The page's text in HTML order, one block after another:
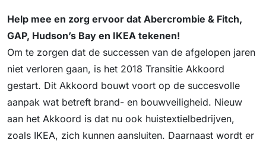
Help mee en zorg ervoor dat Abercrombie & Fitch,
GAP, Hudson’s Bay en IKEA tekenen!
Om te zorgen dat de successen van de afgelopen jaren
niet verloren gaan, is het 2018 Transitie Akkoord
gestart. Dit Akkoord bouwt voort op de succesvolle
aanpak wat betreft brand- en bouwveiligheid. Nieuw
aan het Akkoord is dat nu ook huistextielbedrijven,
zoals IKEA, zich kunnen aansluiten. Daarnaast wordt er